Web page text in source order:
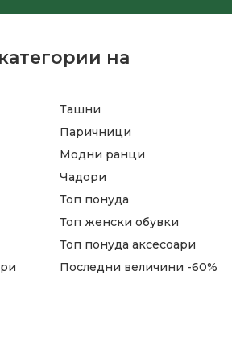
на
Ташни
Паричници
Модни ранци
Чадори
Топ понуда
Топ женски обувки
Топ понуда аксесоари
Последни величини -60%